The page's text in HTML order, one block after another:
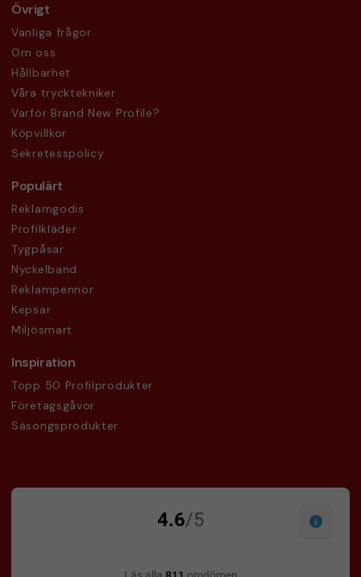
Övrigt
Vanliga frågor
Om oss
Hållbarhet
Våra trycktekniker
Varför Brand New Profile?
Köpvillkor
Sekretesspolicy
Populärt
Reklamgodis
Profilkläder
Tygpåsar
Nyckelband
Reklampennor
Kepsar
Miljösmart
Inspiration
Topp 50 Profilprodukter
Företagsgåvor
Säsongsprodukter